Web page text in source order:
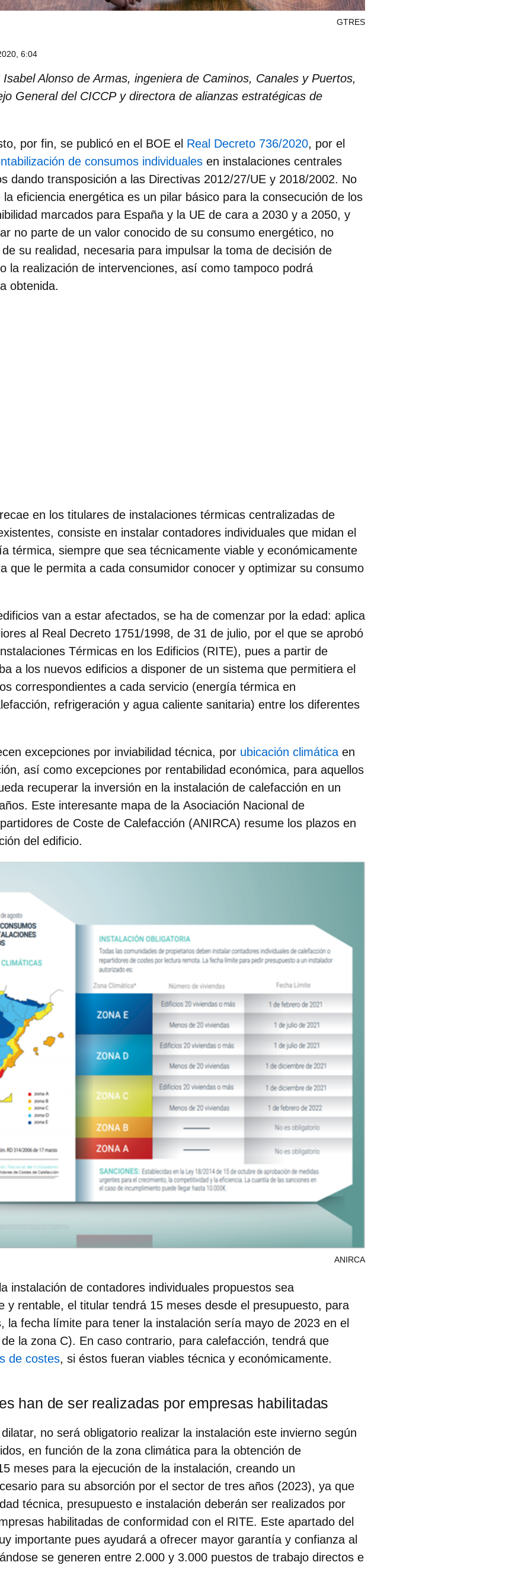
GTRES
6:04
Alonso de Armas, ingeniera de Caminos, Canales y Puertos,
General del CICCP y directora de alianzas estratégicas de
por fin, se publicó en el BOE el Real Decreto 736/2020, por el
de consumos individuales en instalaciones centrales
dando transposición a las Directivas 2012/27/UE y 2018/2002. No
eficiencia energética es un pilar básico para la consecución de los
marcados para España y la UE de cara a 2030 y a 2050, y
no parte de un valor conocido de su consumo energético, no
su realidad, necesaria para impulsar la toma de decisión de
la realización de intervenciones, así como tampoco podrá
obtenida.
en los titulares de instalaciones térmicas centralizadas de
consiste en instalar contadores individuales que midan el
térmica, siempre que sea técnicamente viable y económicamente
que le permita a cada consumidor conocer y optimizar su consumo
van a estar afectados, se ha de comenzar por la edad: aplica
al Real Decreto 1751/1998, de 31 de julio, por el que se aprobó
Térmicas en los Edificios (RITE), pues a partir de
a los nuevos edificios a disponer de un sistema que permitiera el
correspondientes a cada servicio (energía térmica en
refrigeración y agua caliente sanitaria) entre los diferentes
excepciones por inviabilidad técnica, por ubicación climática en
así como excepciones por rentabilidad económica, para aquellos
recuperar la inversión en la instalación de calefacción en un
Este interesante mapa de la Asociación Nacional de
de Coste de Calefacción (ANIRCA) resume los plazos en
del edificio.
ANIRCA
instalación de contadores individuales propuestos sea
y rentable, el titular tendrá 15 meses desde el presupuesto, para
la fecha límite para tener la instalación sería mayo de 2023 en el
la zona C). En caso contrario, para calefacción, tendrá que
de costes, si éstos fueran viables técnica y económicamente.
han de ser realizadas por empresas habilitadas
no será obligatorio realizar la instalación este invierno según
en función de la zona climática para la obtención de
meses para la ejecución de la instalación, creando un
para su absorción por el sector de tres años (2023), ya que
técnica, presupuesto e instalación deberán ser realizados por
habilitadas de conformidad con el RITE. Este apartado del
importante pues ayudará a ofrecer mayor garantía y confianza al
se generen entre 2.000 y 3.000 puestos de trabajo directos e